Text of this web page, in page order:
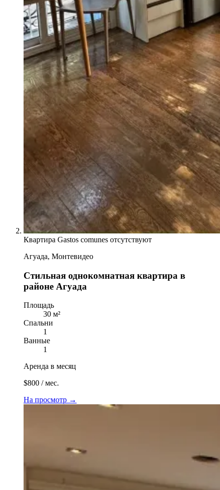
Квартира Gastos comunes отсутствуют
Агуада, Монтевидео
Стильная однокомнатная квартира в
районе Агуада
Площадь
30 м²
Спальни
1
Ванные
1
Аренда в месяц
$800 / мес.
На просмотр →